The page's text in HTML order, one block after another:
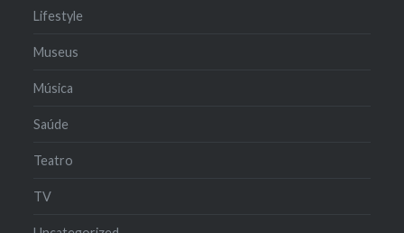
Lifestyle
Museus
Música
Saúde
Teatro
TV